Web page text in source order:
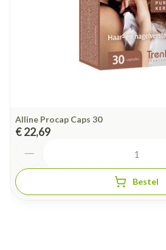
Alline Procap Caps 30
€ 22,69
Bestel